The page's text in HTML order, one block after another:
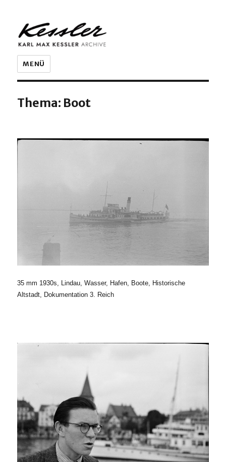
KARL MAX KESSLER ARCHIVE
MENÜ
Thema: Boot
35 mm 1930s, Lindau, Wasser, Hafen, Boote, Historische
Altstadt, Dokumentation 3. Reich